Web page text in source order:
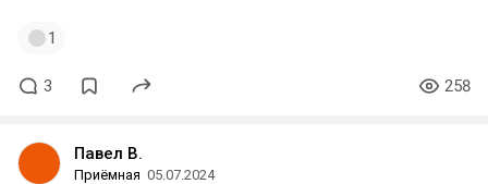
1
3 258
Павел В.
Приёмная 05.07.2024